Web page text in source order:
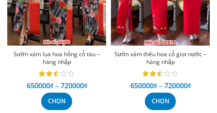
Sườn xám lụa hoa hồng cổ tàu –
hàng nhập
650000₫ – 720000₫
CHỌN
Sườn xám thêu hoa cổ giọt nước –
hàng nhập
650000₫ – 720000₫
CHỌN